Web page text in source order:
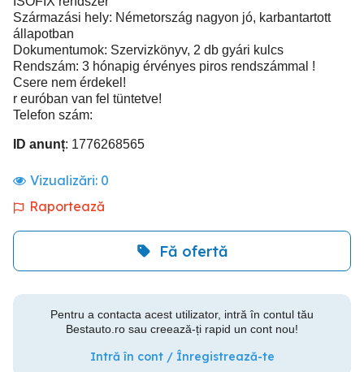
Származási hely: Németország nagyon jó, karbantartott
állapotban
Dokumentumok: Szervizkönyv, 2 db gyári kulcs
Rendszám: 3 hónapig érvényes piros rendszámmal !
Csere nem érdekel!
r euróban van fel tüntetve!
Telefon szám:
ID anunț: 1776268565
Vizualizări: 0
Raportează
Fă ofertă
Pentru a contacta acest utilizator, intră în contul tău
Bestauto.ro sau creează-ți rapid un cont nou!
Intră în cont / Înregistrează-te